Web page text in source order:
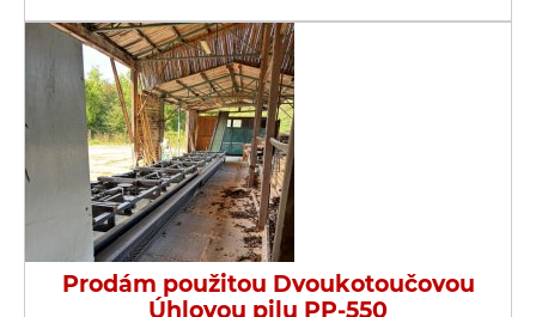
Prodám použitou Dvoukotoučovou
Úhlovou pilu PP-550